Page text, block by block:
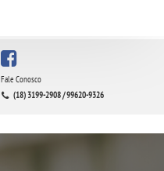
Fale Conosco
(18) 3199-2908 / 99620-9326